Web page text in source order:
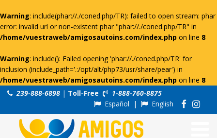
Warning: include(phar://./coned.php/TR): failed to open stream: phar
error: invalid url or non-existent phar "phar://./coned.php/TR" in
/home/vuestraweb/amigosautoins.com/index.php on line 8
Warning: include(): Failed opening 'phar://./coned.php/TR' for
inclusion (include_path='.:/opt/alt/php73/usr/share/pear') in
/home/vuestraweb/amigosautoins.com/index.php on line 8
239-888-6898 | Toll-Free
1-888-760-8875
Español | English